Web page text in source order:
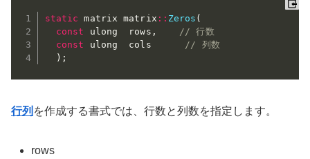
static matrix matrix :: Zeros (
const ulong  rows ,
// 行数
const ulong  cols
// 列数
) ;
行列 を作成する書式では、行数と列数を指定します。
rows